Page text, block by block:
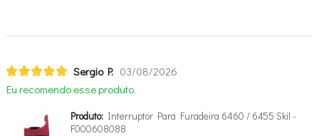
Sergio P. 03/08/2026
Eu recomendo esse produto.
Produto:Interruptor Para Furadeira 6460 / 6455 Skil -
F000608088